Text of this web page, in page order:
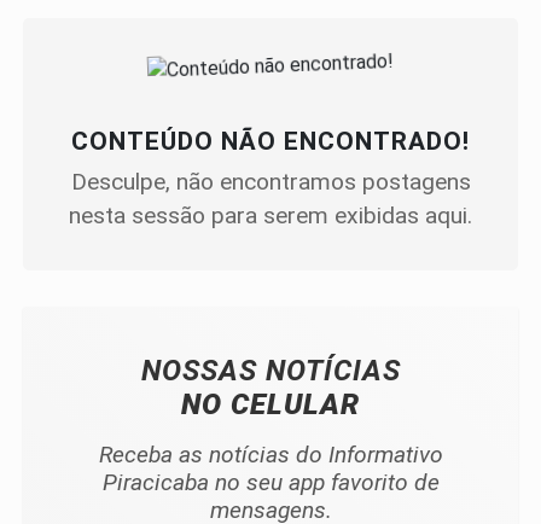
CONTEÚDO NÃO ENCONTRADO!
Desculpe, não encontramos postagens
nesta sessão para serem exibidas aqui.
NOSSAS NOTÍCIAS
NO CELULAR
Receba as notícias do Informativo
Piracicaba no seu app favorito de
mensagens.